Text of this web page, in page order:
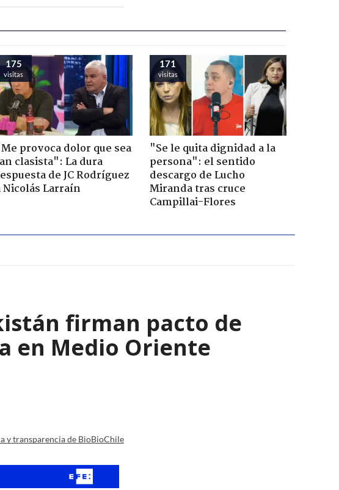
175
visitas
provoca dolor que sea
clasista": La dura
de JC Rodríguez
Nicolás Larraín
171
visitas
"Se le quita dignidad a la
persona": el sentido
descargo de Lucho
Miranda tras cruce
Campillai-Flores
firman pacto de
en Medio Oriente
y transparencia de BioBioChile